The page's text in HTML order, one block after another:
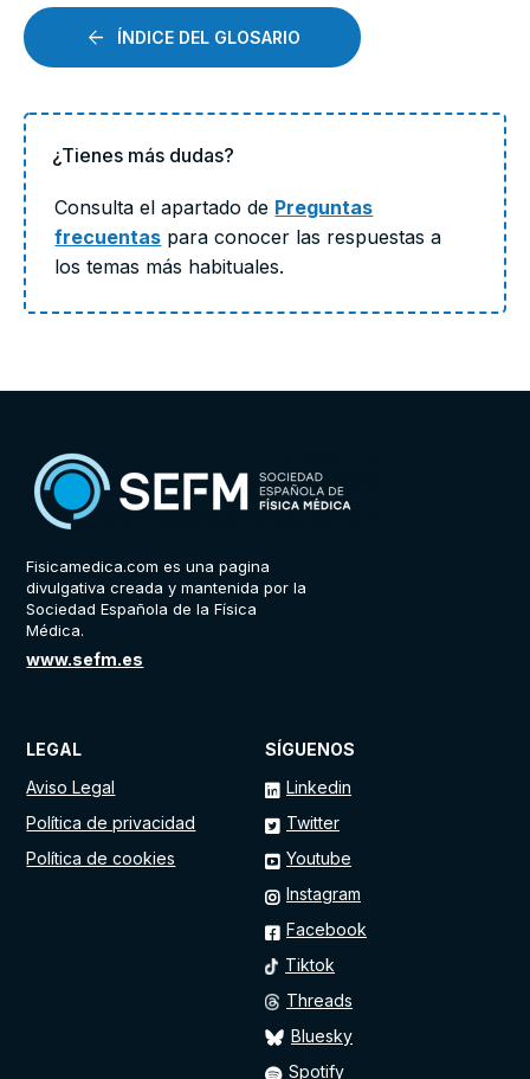
ÍNDICE DEL GLOSARIO
¿Tienes más dudas?
Consulta el apartado de Preguntas
frecuentas para conocer las respuestas a
los temas más habituales.
Fisicamedica.com es una pagina
divulgativa creada y mantenida por la
Sociedad Española de la Física
Médica.
www.sefm.es
SÍGUENOS
Linkedin
Twitter
Youtube
Instagram
Facebook
Tiktok
Threads
Bluesky
Spotify
LEGAL
Aviso Legal
Política de privacidad
Política de cookies